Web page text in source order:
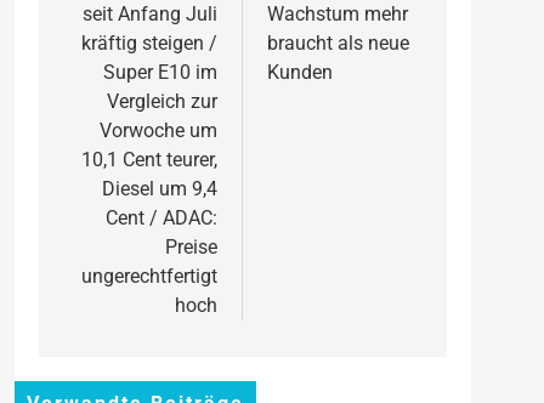
seit Anfang Juli
kräftig steigen /
Super E10 im
Vergleich zur
Vorwoche um
10,1 Cent teurer,
Diesel um 9,4
Cent / ADAC:
Preise
ungerechtfertigt
hoch
Wachstum mehr
braucht als neue
Kunden